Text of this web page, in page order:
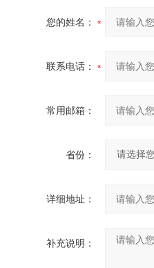
您的姓名：
联系电话：
常用邮箱：
省份：
详细地址：
补充说明：